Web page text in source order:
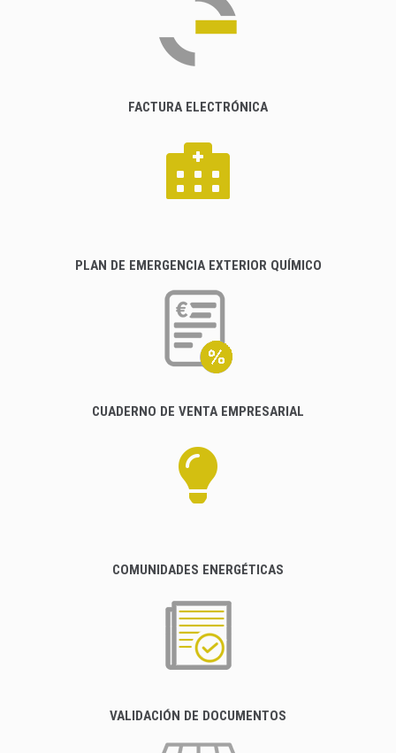
FACTURA ELECTRÓNICA
PLAN DE EMERGENCIA EXTERIOR QUÍMICO
CUADERNO DE VENTA EMPRESARIAL
COMUNIDADES ENERGÉTICAS
VALIDACIÓN DE DOCUMENTOS